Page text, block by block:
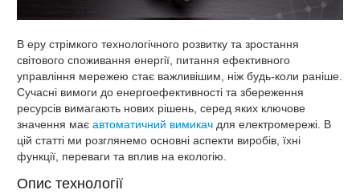
В еру стрімкого технологічного розвитку та зростання
світового споживання енергії, питання ефективного
управління мережею стає важливішим, ніж будь-коли раніше.
Сучасні вимоги до енергоефективності та збереження
ресурсів вимагають нових рішень, серед яких ключове
значення має автоматичний вимикач для електромережі. В
цій статті ми розглянемо основні аспекти виробів, їхні
функції, переваги та вплив на екологію.
Опис технології